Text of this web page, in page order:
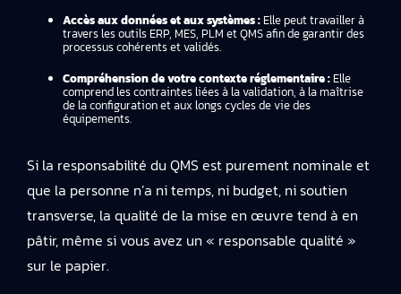
Accès aux données et aux systèmes : Elle peut travailler à
travers les outils ERP, MES, PLM et QMS afin de garantir des
processus cohérents et validés.
Compréhension de votre contexte réglementaire : Elle
comprend les contraintes liées à la validation, à la maîtrise
de la configuration et aux longs cycles de vie des
équipements.
Si la responsabilité du QMS est purement nominale et
que la personne n’a ni temps, ni budget, ni soutien
transverse, la qualité de la mise en œuvre tend à en
pâtir, même si vous avez un « responsable qualité »
sur le papier.